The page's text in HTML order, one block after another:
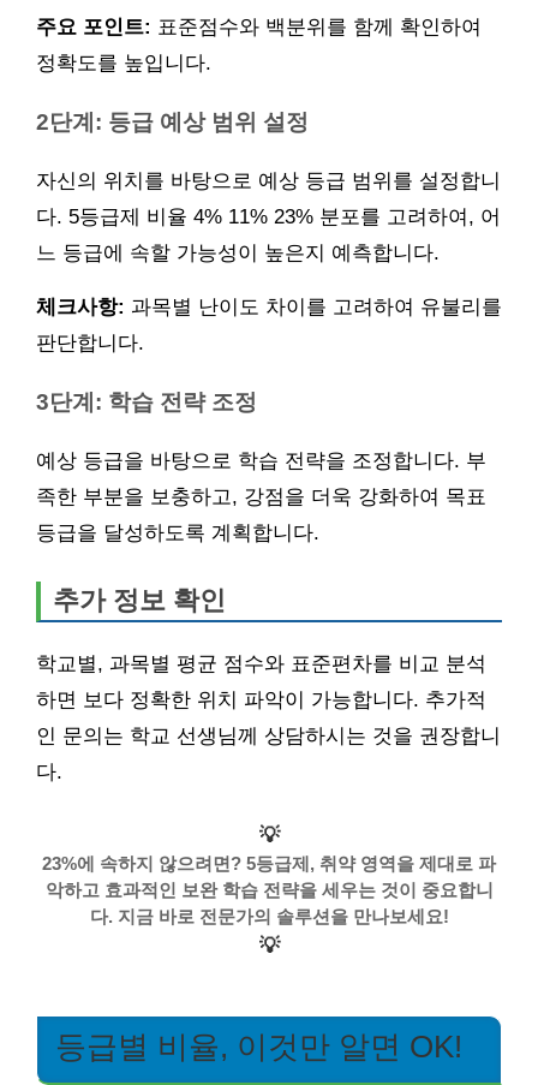
주요 포인트: 표준점수와 백분위를 함께 확인하여
정확도를 높입니다.
2단계: 등급 예상 범위 설정
자신의 위치를 바탕으로 예상 등급 범위를 설정합니
다. 5등급제 비율 4% 11% 23% 분포를 고려하여, 어
느 등급에 속할 가능성이 높은지 예측합니다.
체크사항: 과목별 난이도 차이를 고려하여 유불리를
판단합니다.
3단계: 학습 전략 조정
예상 등급을 바탕으로 학습 전략을 조정합니다. 부
족한 부분을 보충하고, 강점을 더욱 강화하여 목표
등급을 달성하도록 계획합니다.
추가 정보 확인
학교별, 과목별 평균 점수와 표준편차를 비교 분석
하면 보다 정확한 위치 파악이 가능합니다. 추가적
인 문의는 학교 선생님께 상담하시는 것을 권장합니
다.
💡
23%에 속하지 않으려면? 5등급제, 취약 영역을 제대로 파
악하고 효과적인 보완 학습 전략을 세우는 것이 중요합니
다. 지금 바로 전문가의 솔루션을 만나보세요!
💡
등급별 비율, 이것만 알면 OK!